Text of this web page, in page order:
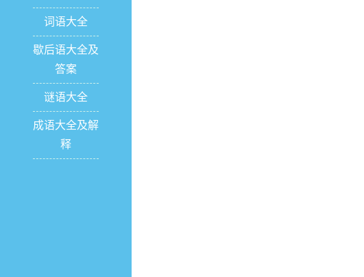
词语大全
歇后语大全及
答案
谜语大全
成语大全及解
释